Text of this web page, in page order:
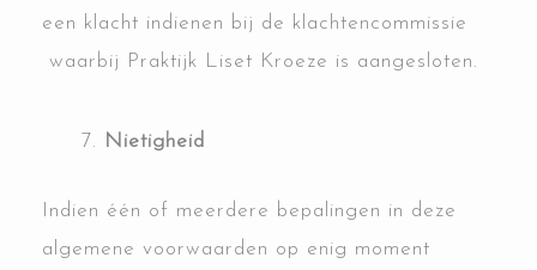
een klacht indienen bij de klachtencommissie
waarbij Praktijk Liset Kroeze is aangesloten.
Nietigheid
Indien één of meerdere bepalingen in deze
algemene voorwaarden op enig moment